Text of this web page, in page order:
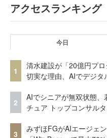
アクセスランキング
今日
1
清水建設が「20億円プ
切実な理由、AIでデジ
2
AIでシニアが無双状態
チュア トップコンサル
3
みずほFGがAIエージェ